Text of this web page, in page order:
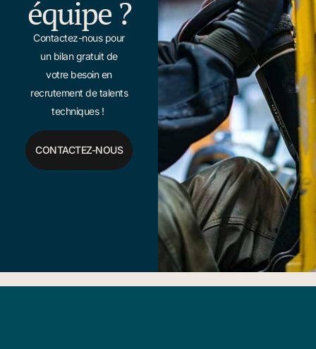
équipe ?
Contactez-nous pour
un bilan gratuit de
votre besoin en
recrutement de talents
techniques !
CONTACTEZ-NOUS